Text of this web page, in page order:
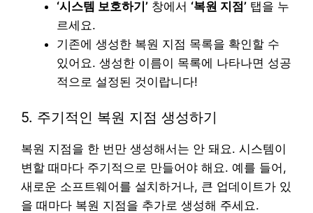
‘시스템 보호하기’ 창에서 ‘복원 지점’ 탭을 누
르세요.
기존에 생성한 복원 지점 목록을 확인할 수
있어요. 생성한 이름이 목록에 나타나면 성공
적으로 설정된 것이랍니다!
5. 주기적인 복원 지점 생성하기
복원 지점을 한 번만 생성해서는 안 돼요. 시스템이
변할 때마다 주기적으로 만들어야 해요. 예를 들어,
새로운 소프트웨어를 설치하거나, 큰 업데이트가 있
을 때마다 복원 지점을 추가로 생성해 주세요.